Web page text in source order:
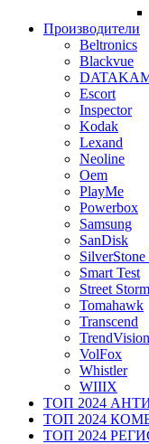
Производители
Beltronics
Blackvue
Escort
Inspector
Kodak
Lexand
Neoline
Oem
PlayMe
Powerbox
Samsung
SanDisk
SilverStone
Smart Test
Street Storm
Tomahawk
Transcend
TrendVision
VolFox
Whistler
WIIIX
ТОП 2024
ТОП 2024
ТОП 2024